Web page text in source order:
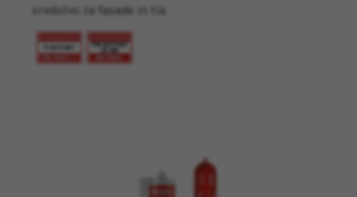
sredstvo za fasade in tla.